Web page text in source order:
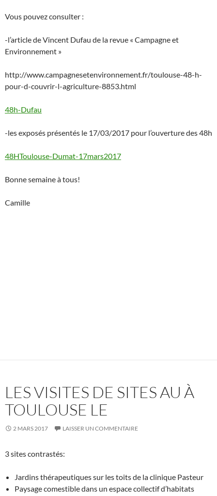
Vous pouvez consulter :
-l’article de Vincent Dufau de la revue « Campagne et
Environnement »
http://www.campagnesetenvironnement.fr/toulouse-48-h-
pour-d-couvrir-l-agriculture-8853.html
48h-Dufau
-les exposés présentés le 17/03/2017 pour l’ouverture des 48h
48HToulouse-Dumat-17mars2017
Bonne semaine à tous!
Camille
LES VISITES DE SITES AU À
TOULOUSE LE
2 MARS 2017 LAISSER UN COMMENTAIRE
3 sites contrastés:
Jardins thérapeutiques sur les toits de la clinique Pasteur
Paysage comestible dans un espace collectif d’habitats